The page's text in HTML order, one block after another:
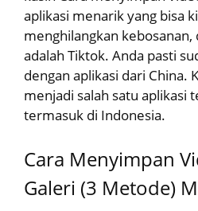
aplikasi menarik yang bisa
menghilangkan kebosanan,
adalah Tiktok. Anda pasti
dengan aplikasi dari China.
menjadi salah satu aplikasi
termasuk di Indonesia.
Cara Menyimpan
Galeri (3 Metode)